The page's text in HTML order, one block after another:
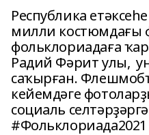
Республика
милли костюмдағы
фольклориадаға
Радий Фәрит улы,
саҡырған.
кейемдәге
социаль